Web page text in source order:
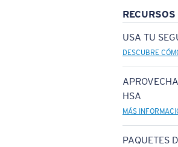
RECURSOS
USA TU
DESCUBRE
HSA
MÁS
PAQUETES